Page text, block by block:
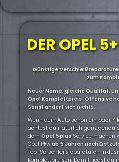
DER OPEL
Günstige
zum
Neuer Name, gleiche Qualität.
Opel Komplettpreis-Offensive
Sonst ändert sich nichts.
Wenn dein Auto schon ein paar
achtest du natürlich ganz genau
dem Opel 5plusService machen
Opel Pkwab 5 Jahren nach
Top-Verschleißreparaturen
Komplettpreisen. Damit liegst du